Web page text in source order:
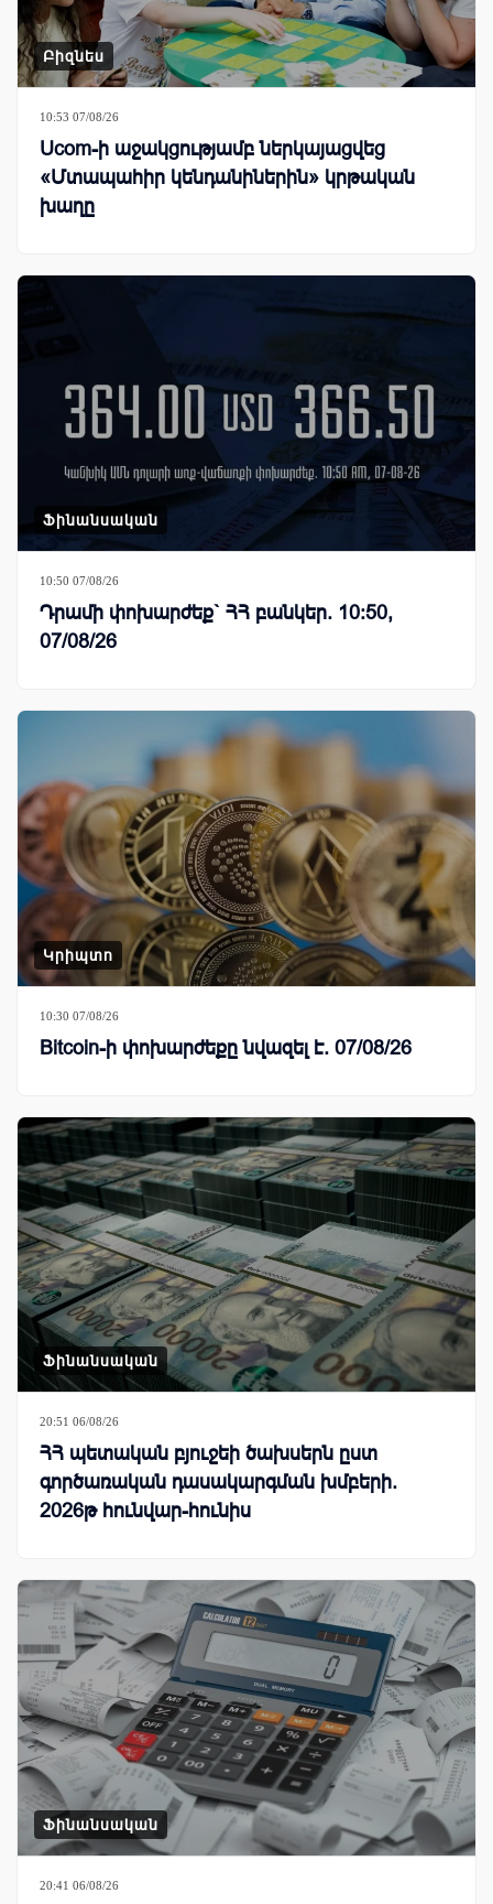
Բիզնես
10:53 07/08/26
Ucom-ի աջակցությամբ ներկայացվեց
«Մտապահիր կենդանիներին» կրթական
խաղը
Ֆինանսական
10:50 07/08/26
Դրամի փոխարժեք` ՀՀ բանկեր. 10:50,
07/08/26
Կրիպտո
10:30 07/08/26
Bitcoin-ի փոխարժեքը նվազել է. 07/08/26
Ֆինանսական
20:51 06/08/26
ՀՀ պետական բյուջեի ծախսերն ըստ
գործառական դասակարգման խմբերի.
2026թ հունվար-հունիս
Ֆինանսական
20:41 06/08/26